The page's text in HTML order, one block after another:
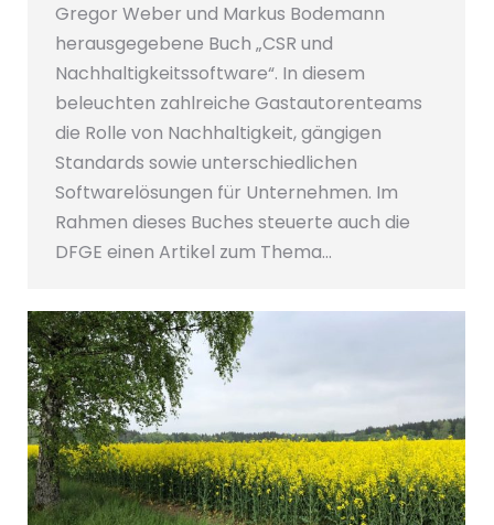
Gregor Weber und Markus Bodemann
herausgegebene Buch „CSR und
Nachhaltigkeitssoftware“. In diesem
beleuchten zahlreiche Gastautorenteams
die Rolle von Nachhaltigkeit, gängigen
Standards sowie unterschiedlichen
Softwarelösungen für Unternehmen. Im
Rahmen dieses Buches steuerte auch die
DFGE einen Artikel zum Thema…